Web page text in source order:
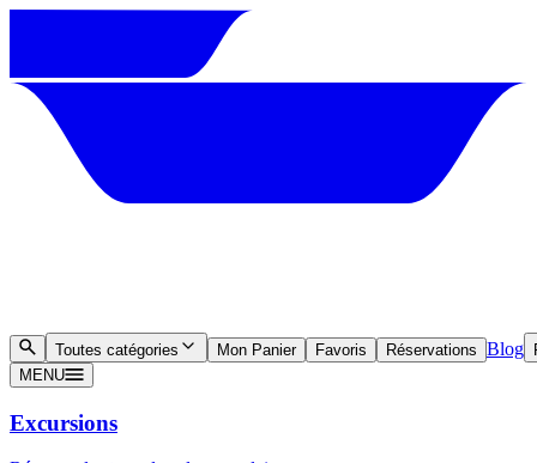
Toutes catégories Mon Panier Favoris Réservations Blog
MENU
Excursions